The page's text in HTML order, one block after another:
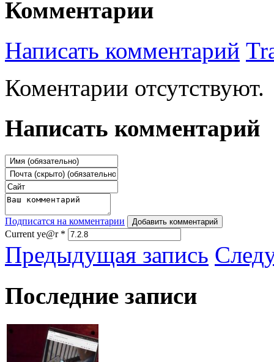
Комментарии
Написать комментарий
Коментарии отсутствуют.
Написать комментарий
Подписатся на комментарии Добавить комментарий
Current ye@r *
Предыдущая запись
Последние записи